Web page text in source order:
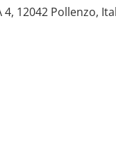
4, 12042 Pollenzo,